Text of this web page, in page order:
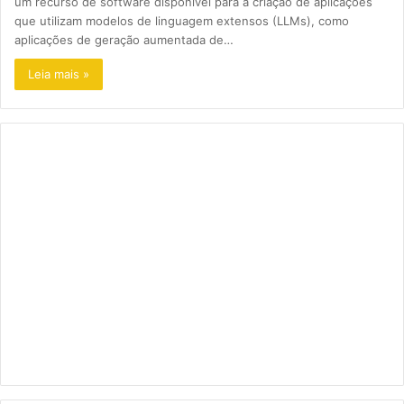
que utilizam modelos de linguagem extensos (LLMs), como
aplicações de geração aumentada de…
Leia mais »